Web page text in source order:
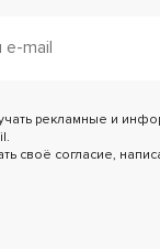
рекламные и
своё согласие,